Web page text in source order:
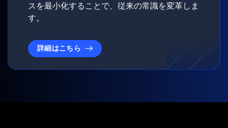
スを最小化することで、従来の常識を変革しま
す。
詳細はこちら